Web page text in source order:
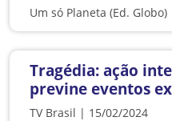
Um só Planeta (Ed.
Tragédia: ação
previne eventos
TV Brasil | 15/02/2024